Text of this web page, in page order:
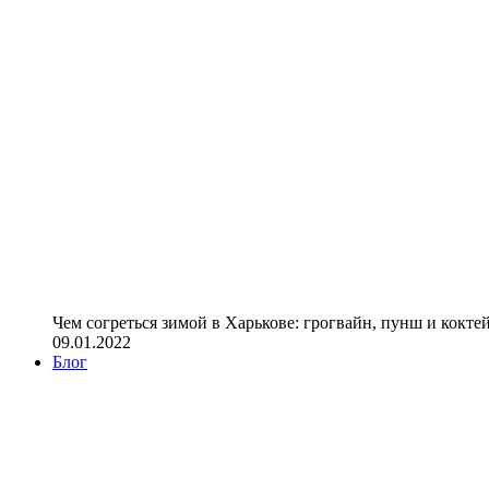
Чем согреться зимой в Харькове: грогвайн, пунш и
09.01.2022
Блог